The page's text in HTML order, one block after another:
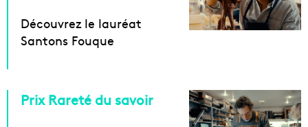
Découvrez le lauréat
Santons Fouque
Prix Rareté du savoir